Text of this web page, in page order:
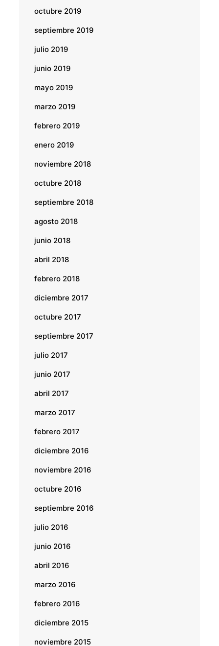
octubre 2019
septiembre 2019
julio 2019
junio 2019
mayo 2019
marzo 2019
febrero 2019
enero 2019
noviembre 2018
octubre 2018
septiembre 2018
agosto 2018
junio 2018
abril 2018
febrero 2018
diciembre 2017
octubre 2017
septiembre 2017
julio 2017
junio 2017
abril 2017
marzo 2017
febrero 2017
diciembre 2016
noviembre 2016
octubre 2016
septiembre 2016
julio 2016
junio 2016
abril 2016
marzo 2016
febrero 2016
diciembre 2015
noviembre 2015